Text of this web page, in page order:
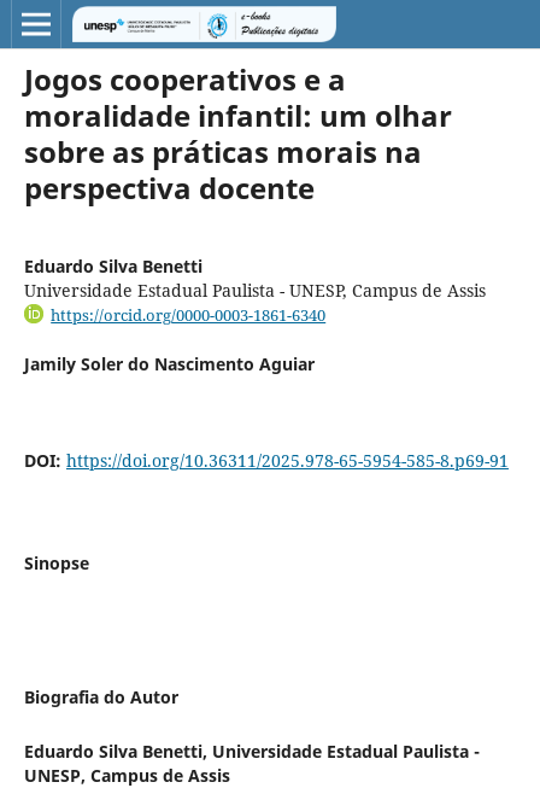
Jogos cooperativos e a
moralidade infantil: um olhar
sobre as práticas morais na
perspectiva docente
Eduardo Silva Benetti
Universidade Estadual Paulista - UNESP, Campus de Assis
https://orcid.org/0000-0003-1861-6340
Jamily Soler do Nascimento Aguiar
DOI: https://doi.org/10.36311/2025.978-65-5954-585-8.p69-91
Sinopse
Biografia do Autor
Eduardo Silva Benetti, Universidade Estadual Paulista -
UNESP, Campus de Assis